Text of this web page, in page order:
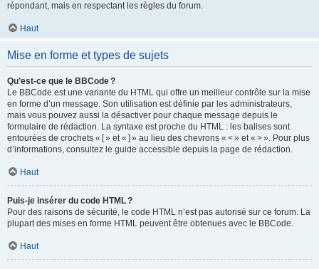
répondant, mais en respectant les règles du forum.
Haut
Mise en forme et types de sujets
Qu’est-ce que le BBCode ?
Le BBCode est une variante du HTML qui offre un meilleur contrôle sur la mise
en forme d’un message. Son utilisation est définie par les administrateurs,
mais vous pouvez aussi la désactiver pour chaque message depuis le
formulaire de rédaction. La syntaxe est proche du HTML : les balises sont
entourées de crochets « [ » et « ] » au lieu des chevrons « < » et « > ». Pour plus
d’informations, consultez le guide accessible depuis la page de rédaction.
Haut
Puis-je insérer du code HTML ?
Pour des raisons de sécurité, le code HTML n’est pas autorisé sur ce forum. La
plupart des mises en forme HTML peuvent être obtenues avec le BBCode.
Haut